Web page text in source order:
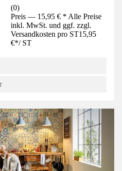
(0)
Preis — 15,95 € * Alle Preise
inkl. MwSt. und ggf. zzgl.
Versandkosten pro ST15,95
€*/ ST